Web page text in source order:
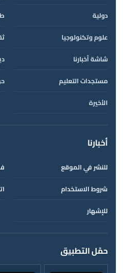
دولية
علوم وتكنولوجيا
شاشة أخبارنا
مستجدات التعليم
الأخيرة
أخبارنا
للنشر في الموقع
شروط الاستخدام
للإشهار
حمّل التطبيق